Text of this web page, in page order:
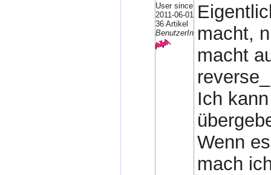
User since
2011-06-01
36 Artikel
BenutzerIn macht,
macht
Ich
Wenn
mach